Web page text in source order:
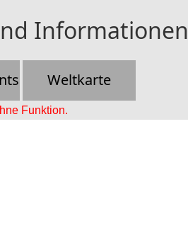
Informationen
Weltkarte
Funktion.